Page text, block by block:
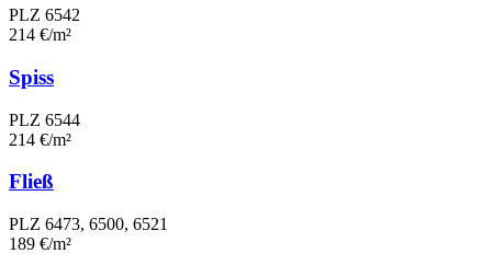
PLZ 6542
214 €/m²
Spiss
PLZ 6544
214 €/m²
Fließ
PLZ 6473, 6500, 6521
189 €/m²